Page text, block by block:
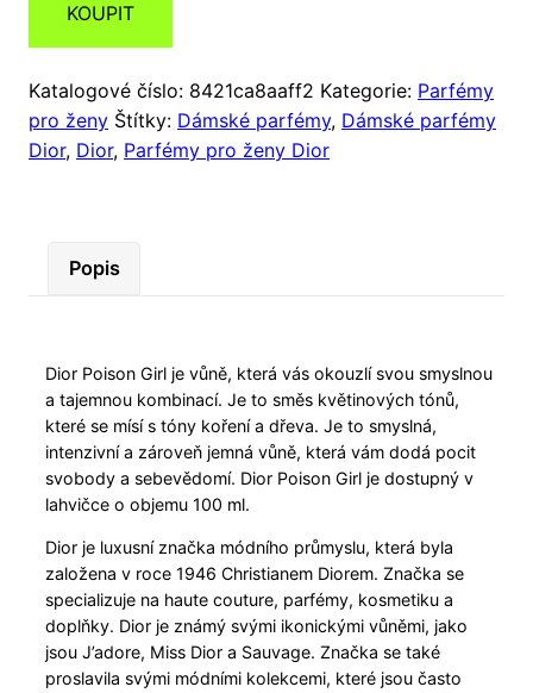
KOUPIT
Katalogové číslo: 8421ca8aaff2 Kategorie: Parfémy
pro ženy Štítky: Dámské parfémy, Dámské parfémy
Dior, Dior, Parfémy pro ženy Dior
Popis
Dior Poison Girl je vůně, která vás okouzlí svou smyslnou
a tajemnou kombinací. Je to směs květinových tónů,
které se mísí s tóny koření a dřeva. Je to smyslná,
intenzivní a zároveň jemná vůně, která vám dodá pocit
svobody a sebevědomí. Dior Poison Girl je dostupný v
lahvičce o objemu 100 ml.
Dior je luxusní značka módního průmyslu, která byla
založena v roce 1946 Christianem Diorem. Značka se
specializuje na haute couture, parfémy, kosmetiku a
doplňky. Dior je známý svými ikonickými vůněmi, jako
jsou J’adore, Miss Dior a Sauvage. Značka se také
proslavila svými módními kolekcemi, které jsou často